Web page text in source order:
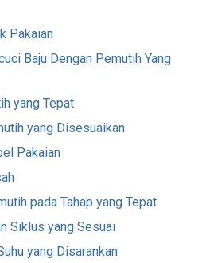
Pakaian
Baju Dengan Pemutih Yang
yang Tepat
yang Disesuaikan
Pakaian
pada Tahap yang Tepat
Siklus yang Sesuai
yang Disarankan